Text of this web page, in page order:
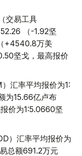
交易工具
（-1.92坚
+4540.8万美
坚戈，最高报价
汇率平均报价为1:
为15.66亿卢布
价为1:5.0660坚
）汇率平均报价为
总额691.2万元